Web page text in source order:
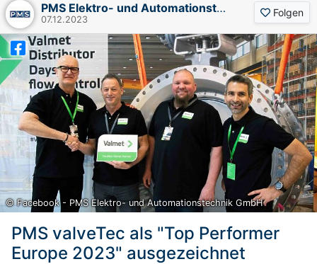
PMS Elektro- und Automationstechnik GmbH
07.12.2023
Folgen
© Facebook - PMS Elektro- und Automationstechnik GmbH
PMS valveTec als "Top Performer
Europe 2023" ausgezeichnet